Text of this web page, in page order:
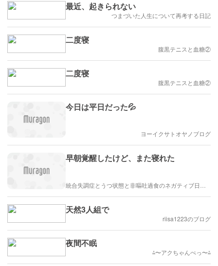
最近、起きられない
つまづいた人生について再考する日記
二度寝
腹黒テニスと血糖②
二度寝
腹黒テニスと血糖②
今日は平日だった💦
ヨーイクサトオヤノブログ
早朝覚醒したけど、また寝れた
天然3人組で
riisa1223のブログ
夜間不眠
⁂〜アクちゃんぺっ〜⁂